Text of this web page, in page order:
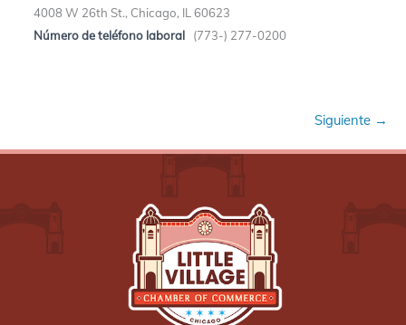
4008 W 26th St., Chicago, IL 60623
Número de teléfono laboral
(773-) 277-0200
Siguiente →